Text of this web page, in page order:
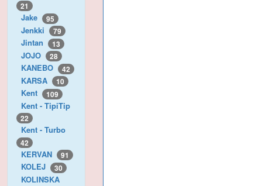
21
Jake 95
Jenkki 79
Jintan 13
JOJO 28
KANEBO 42
KARSA 10
Kent 109
Kent - TipiTip
22
Kent - Turbo
42
KERVAN 91
KOLEJ 30
KOLINSKA